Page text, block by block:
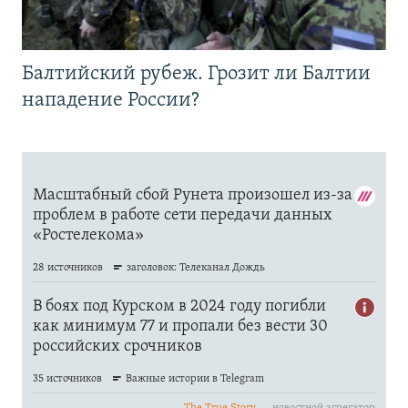
Балтийский рубеж. Грозит ли Балтии
нападение России?